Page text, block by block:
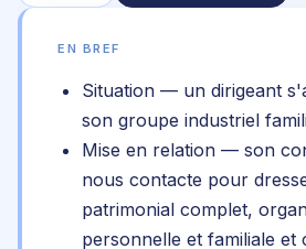
EN BREF
Situation — un dirigeant
son groupe industriel
Mise en relation — son
nous contacte pour
patrimonial complet,
personnelle et familiale